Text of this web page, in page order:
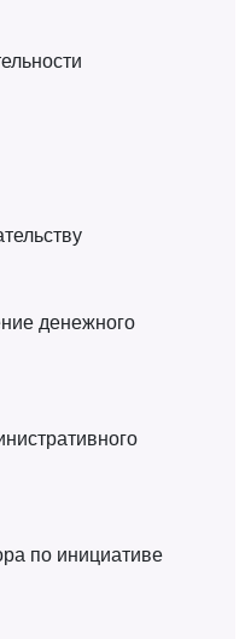
денежного
по инициативе